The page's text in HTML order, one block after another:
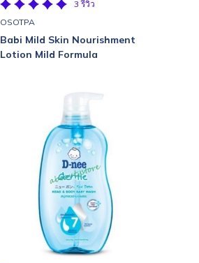
3 รีวิว
OSOTPA
Babi Mild Skin Nourishment
Lotion Mild Formula